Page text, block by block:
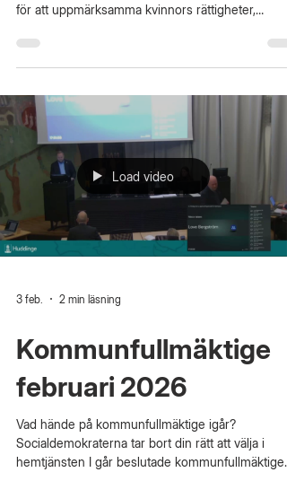
Den 8 mars uppmärksammas Internationella
kvinnodagen över hela världen. Dagen instiftades
historien. Samtidigt påminner den oss om att
arbetet för kvinnors trygghet, frihet och lika
möjligheter fortfarande behöver fortsätta. För oss
Moderater handlar jämställdhet i grunden om
Friheten att leva sitt liv utan rädsla, att bestämma
över sin egen kropp och att ha samma
Load video
3 feb. 2 min läsning
Kommunfullmäktige
februari 2026
Vad hände på kommunfullmäktige igår?